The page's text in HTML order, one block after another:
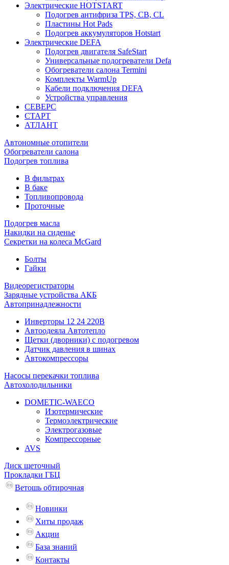
Электрические HOTSTART
Подогрев антифриза TPS, CB, CL
Пластины Hot Pads
Подогрев аккумуляторов Hotstart
Электрические DEFA
Подогрев двигателя SafeStart
Универсальные подогреватели Defa
Обогреватели салона Termini
Комплекты WarmUp
Кабели подключения DEFA
Устройства управления
СЕВЕРС
СТАРТ
АТЛАНТ
Автономные отопители
Обогреватели салона
Подогрев топлива
В фильтрах
В баке
Топливопровода
Проточные
Подогрев масла
Накидки на сиденье
Секретки на колеса McGard
Болты
Гайки
Видеорегистраторы
Зарядные устройства АКБ
Автопринадлежности
Инверторы 12 24 220В
Автоодеяла Автотепло
Щетки (дворники) с подогревом
Датчик давления в шинах
Автокомпрессоры
Насосы перекачки топлива
Автохолодильники
DOMETIC-WAECO
Изотермические
Термоэлектрические
Электрогазовые
Компрессорные
AVS
Диск щеточный
Прокладки ГБЦ
Ветошь обтирочная
Новинки
Хиты продаж
Акции
База знаний
Контакты